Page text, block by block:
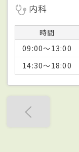
内科
時間
09:00～13:00
14:30～18:00